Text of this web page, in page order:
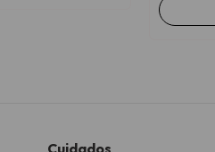
Cuidados